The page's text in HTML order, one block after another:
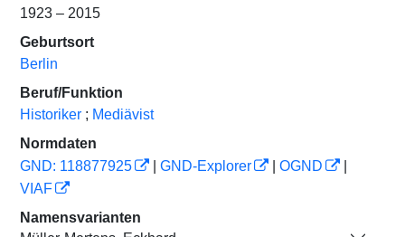
1923 – 2015
Geburtsort
Berlin
Beruf/Funktion
Historiker ; Mediävist
Normdaten
GND: 118877925
GND-Explorer OGND
VIAF
Namensvarianten